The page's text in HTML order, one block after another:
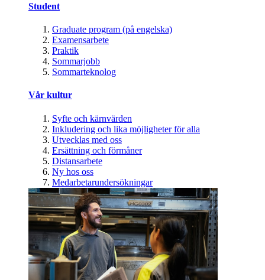
Student
Graduate program (på engelska)
Examensarbete
Praktik
Sommarjobb
Sommarteknolog
Vår kultur
Syfte och kärnvärden
Inkludering och lika möjligheter för alla
Utvecklas med oss
Ersättning och förmåner
Distansarbete
Ny hos oss
Medarbetarundersökningar